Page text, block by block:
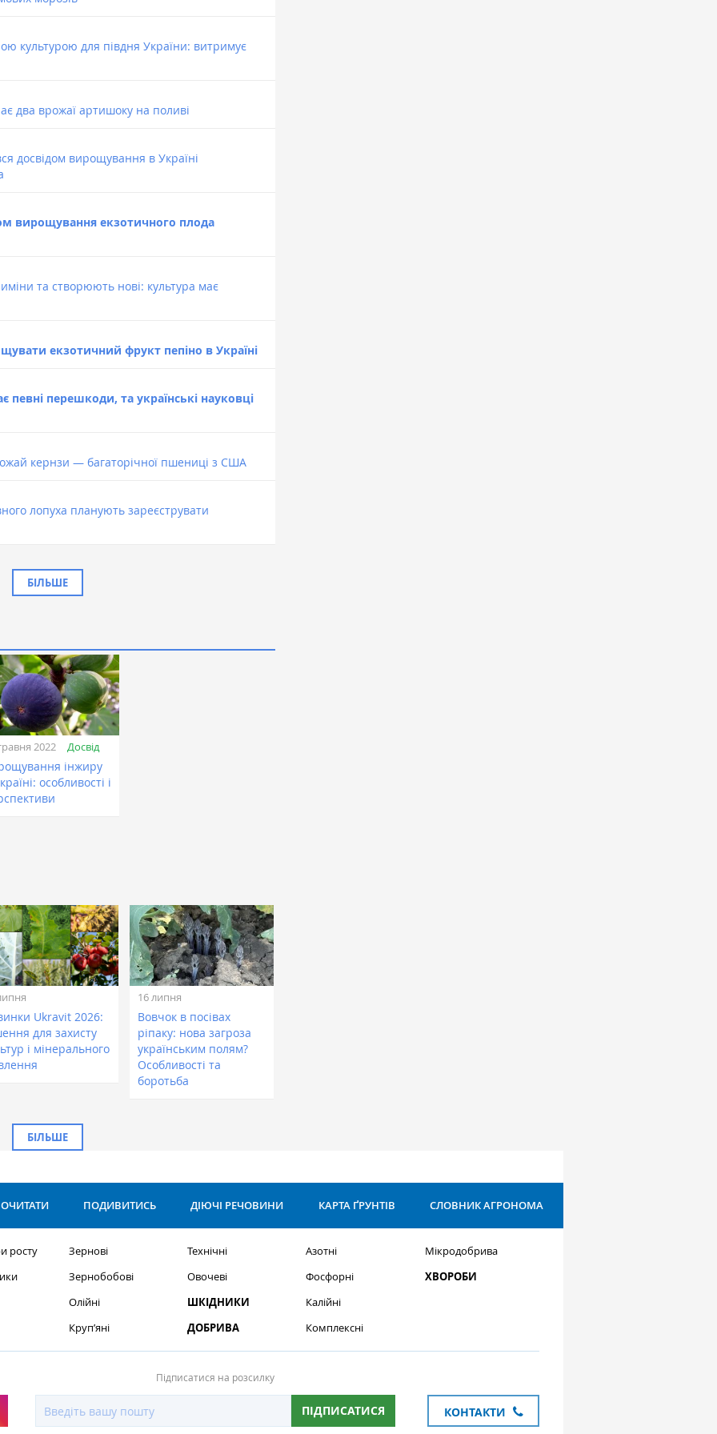
культурою для півдня України: витримує
два врожаї артишоку на поливі
досвідом вирощування в Україні
вирощування екзотичного плода
та створюють нові: культура має
екзотичний фрукт пепіно в Україні
певні перешкоди, та українські науковці
кернзи — багаторічної пшениці з США
лопуха планують зареєструвати
БІЛЬШЕ
2022 Досвід
інжиру
особливості і
Ukravit 2026:
для захисту
і мінерального
16 липня
Вовчок в посівах
ріпаку: нова загроза
українським полям?
Особливості та
боротьба
БІЛЬШЕ
ПОДИВИТИСЬ ДІЮЧІ РЕЧОВИНИ КАРТА ҐРУНТІВ СЛОВНИК АГРОНОМА
росту
Зернові
Зернобобові
Олійні
Круп’яні
Технічні
Овочеві
ШКІДНИКИ
ДОБРИВА
Азотні
Фосфорні
Калійні
Комплексні
Мікродобрива
ХВОРОБИ
Підписатися на розсилку
ПІДПИСАТИСЯ КОНТАКТИ